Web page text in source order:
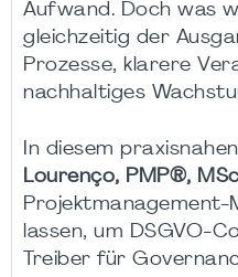
Aufwand. Doch was
gleichzeitig der
Prozesse, klarere
nachhaltiges
In diesem
Lourenço, PMP®,
Projektmanagement-
lassen, um DSGVO-
Treiber für